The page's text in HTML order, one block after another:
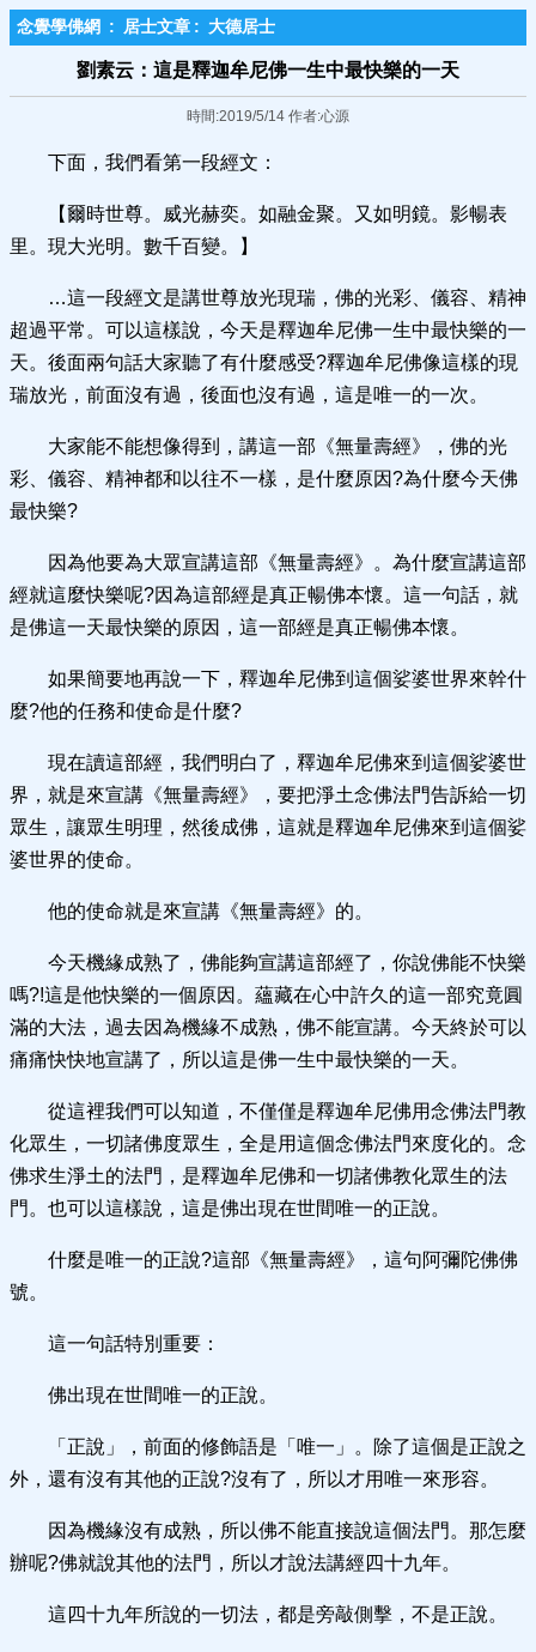
念覺學佛網 : 居士文章 : 大德居士
劉素云：這是釋迦牟尼佛一生中最快樂的一天
時間:2019/5/14 作者:心源
下面，我們看第一段經文：
【爾時世尊。威光赫奕。如融金聚。又如明鏡。影暢表
里。現大光明。數千百變。】
…這一段經文是講世尊放光現瑞，佛的光彩、儀容、精神
超過平常。可以這樣說，今天是釋迦牟尼佛一生中最快樂的一
天。後面兩句話大家聽了有什麼感受?釋迦牟尼佛像這樣的現
瑞放光，前面沒有過，後面也沒有過，這是唯一的一次。
大家能不能想像得到，講這一部《無量壽經》，佛的光
彩、儀容、精神都和以往不一樣，是什麼原因?為什麼今天佛
最快樂?
因為他要為大眾宣講這部《無量壽經》。為什麼宣講這部
經就這麼快樂呢?因為這部經是真正暢佛本懷。這一句話，就
是佛這一天最快樂的原因，這一部經是真正暢佛本懷。
如果簡要地再說一下，釋迦牟尼佛到這個娑婆世界來幹什
麼?他的任務和使命是什麼?
現在讀這部經，我們明白了，釋迦牟尼佛來到這個娑婆世
界，就是來宣講《無量壽經》，要把淨土念佛法門告訴給一切
眾生，讓眾生明理，然後成佛，這就是釋迦牟尼佛來到這個娑
婆世界的使命。
他的使命就是來宣講《無量壽經》的。
今天機緣成熟了，佛能夠宣講這部經了，你說佛能不快樂
嗎?!這是他快樂的一個原因。蘊藏在心中許久的這一部究竟圓
滿的大法，過去因為機緣不成熟，佛不能宣講。今天終於可以
痛痛快快地宣講了，所以這是佛一生中最快樂的一天。
從這裡我們可以知道，不僅僅是釋迦牟尼佛用念佛法門教
化眾生，一切諸佛度眾生，全是用這個念佛法門來度化的。念
佛求生淨土的法門，是釋迦牟尼佛和一切諸佛教化眾生的法
門。也可以這樣說，這是佛出現在世間唯一的正說。
什麼是唯一的正說?這部《無量壽經》，這句阿彌陀佛佛
號。
這一句話特別重要：
佛出現在世間唯一的正說。
「正說」，前面的修飾語是「唯一」。除了這個是正說之
外，還有沒有其他的正說?沒有了，所以才用唯一來形容。
因為機緣沒有成熟，所以佛不能直接說這個法門。那怎麼
辦呢?佛就說其他的法門，所以才說法講經四十九年。
這四十九年所說的一切法，都是旁敲側擊，不是正說。